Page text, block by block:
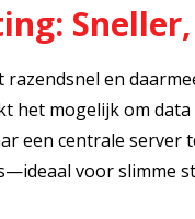
en
het mogelijk om
een centrale
voor slimme